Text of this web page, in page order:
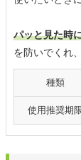
パッと見た時
を防いでくれ
種類
使用推奨期